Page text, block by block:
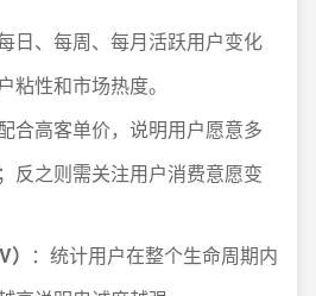
日、每周、每月活跃用户变化
粘性和市场热度。
合高客单价，说明用户愿意多
反之则需关注用户消费意愿变
：统计用户在整个生命周期内